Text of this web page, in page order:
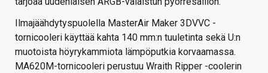
Ilmajäähdytyspuolella MasterAir Maker 3DVVC -
tornicooleri käyttää kahta 140 mm:n tuuletinta sekä U:n
muotoista höyrykammiota lämpöputkia korvaamassa.
MA620M-tornicooleri perustuu Wraith Ripper -coolerin